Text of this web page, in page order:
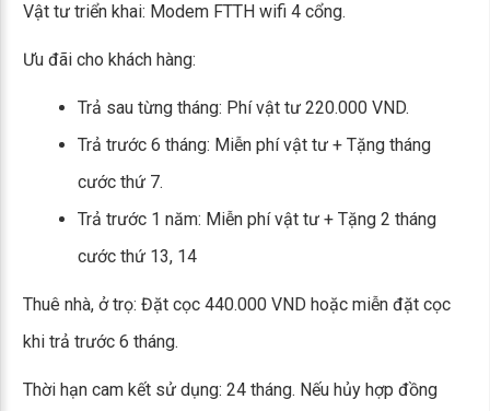
Vật tư triển khai: Modem FTTH wifi 4 cổng.
Ưu đãi cho khách hàng:
Trả sau từng tháng: Phí vật tư 220.000 VND.
Trả trước 6 tháng: Miễn phí vật tư + Tặng tháng
cước thứ 7.
Trả trước 1 năm: Miễn phí vật tư + Tặng 2 tháng
cước thứ 13, 14
Thuê nhà, ở trọ: Đặt cọc 440.000 VND hoặc miễn đặt cọc
khi trả trước 6 tháng.
Thời hạn cam kết sử dụng: 24 tháng. Nếu hủy hợp đồng